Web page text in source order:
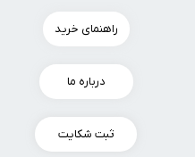
راهنمای خرید
درباره ما
ثبت شکایت